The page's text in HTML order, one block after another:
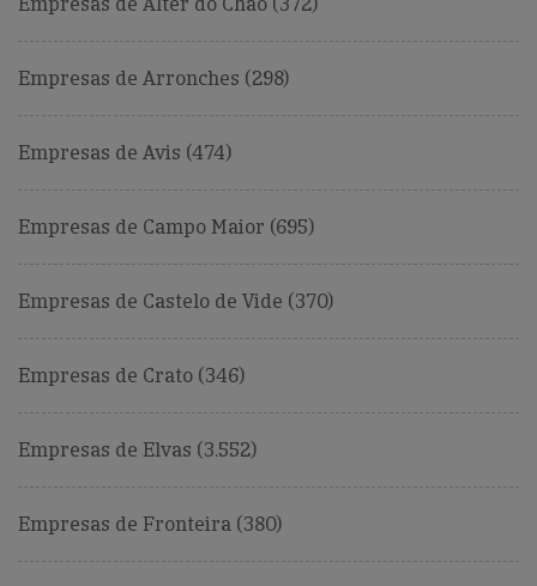
Empresas de Arronches (298)
Empresas de Avis (474)
Empresas de Campo Maior (695)
Empresas de Castelo de Vide (370)
Empresas de Crato (346)
Empresas de Elvas (3.552)
Empresas de Fronteira (380)